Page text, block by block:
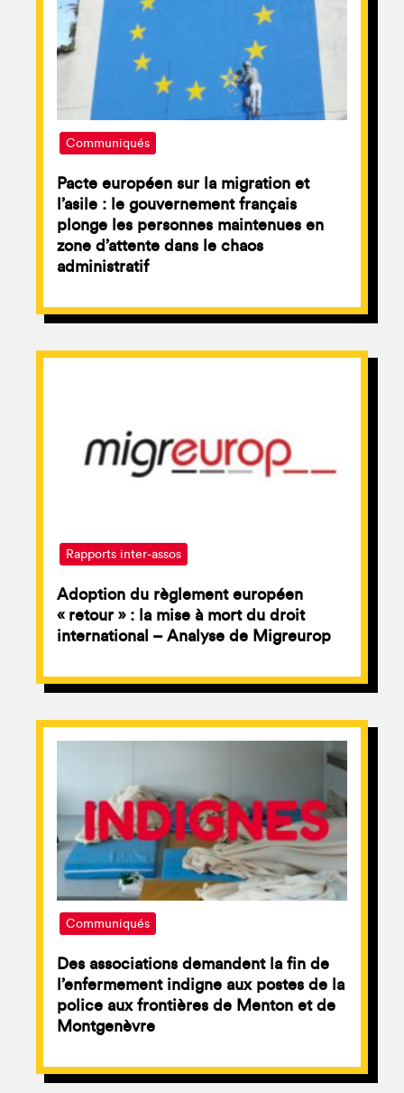
Communiqués
Pacte européen sur la migration et
l’asile : le gouvernement français
plonge les personnes maintenues en
zone d’attente dans le chaos
administratif
Rapports inter-assos
Adoption du règlement européen
« retour » : la mise à mort du droit
international – Analyse de Migreurop
Communiqués
Des associations demandent la fin de
l’enfermement indigne aux postes de la
police aux frontières de Menton et de
Montgenèvre